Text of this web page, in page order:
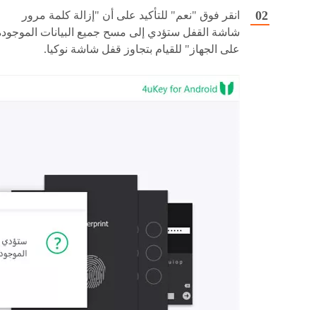
انقر فوق "نعم" للتأكيد على أن "إزالة كلمة مرور
شاشة القفل ستؤدي إلى مسح جميع البيانات
على الجهاز" للقيام بتجاوز قفل شاشة نوكيا.